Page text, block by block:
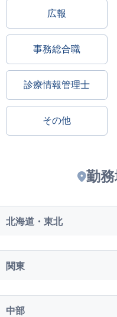
広報
事務総合職
診療情報管理士
その他
勤
北海道・東北
関東
中部